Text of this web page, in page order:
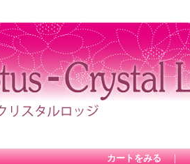
カートをみる ｜